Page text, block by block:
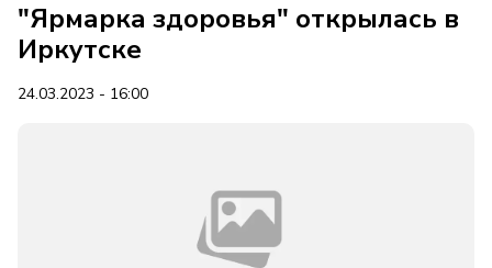
"Ярмарка здоровья" открылась в
Иркутске
24.03.2023 - 16:00